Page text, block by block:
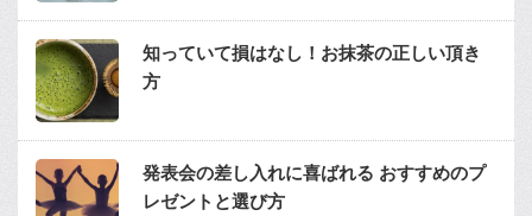
知っていて損はなし！お抹茶の正しい頂き
方
発表会の差し入れに喜ばれる おすすめのプ
レゼントと選び方